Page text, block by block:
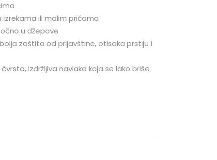
ili malim pričama
u džepove
zaštita od prljavštine, otisaka prstiju i
izdržljiva navlaka koja se lako briše